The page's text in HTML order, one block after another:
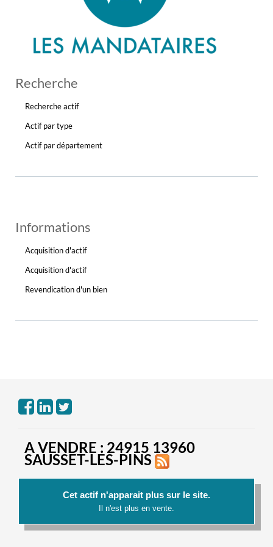
Recherche
Recherche actif
Actif par type
Actif par département
Informations
Acquisition d'actif
Acquisition d'actif
Revendication d'un bien
A VENDRE : 24915 13960
SAUSSET-LES-PINS
Cet actif n'apparait plus sur le site.
Il n'est plus en vente.